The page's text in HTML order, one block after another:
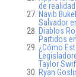
de
Nayib
Salvador
Diablos
Partidos
¿Cómo
Taylor
Ryan